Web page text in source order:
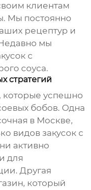
клиентам
Мы постоянно
рецептур и
мы
с
соуса.
стратегий
которые успешно
бобов. Одна
в Москве,
видов закусок с
активно
для
Другая
который